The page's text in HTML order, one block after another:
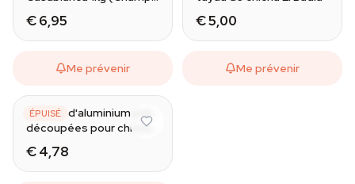
€ 6,95
Me prévenir
€ 5,00
Me prévenir
ÉPUISÉ
Feuilles d'aluminium pré-
découpées pour chicha
€ 4,78